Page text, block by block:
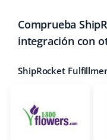
Comprueba
integración con
ShipRocket